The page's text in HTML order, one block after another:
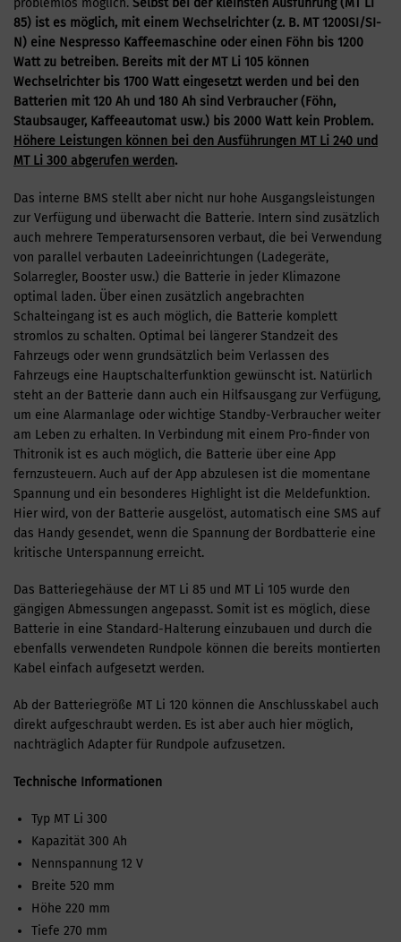
problemlos möglich. Selbst bei der kleinsten Ausführung (MT Li
85) ist es möglich, mit einem Wechselrichter (z. B. MT 1200SI/SI-
N) eine Nespresso Kaffeemaschine oder einen Föhn bis 1200
Watt zu betreiben. Bereits mit der MT Li 105 können
Wechselrichter bis 1700 Watt eingesetzt werden und bei den
Batterien mit 120 Ah und 180 Ah sind Verbraucher (Föhn,
Staubsauger, Kaffeeautomat usw.) bis 2000 Watt kein Problem.
Höhere Leistungen können bei den Ausführungen MT Li 240 und
MT Li 300 abgerufen werden.
Das interne BMS stellt aber nicht nur hohe Ausgangsleistungen
zur Verfügung und überwacht die Batterie. Intern sind zusätzlich
auch mehrere Temperatursensoren verbaut, die bei Verwendung
von parallel verbauten Ladeeinrichtungen (Ladegeräte,
Solarregler, Booster usw.) die Batterie in jeder Klimazone
optimal laden. Über einen zusätzlich angebrachten
Schalteingang ist es auch möglich, die Batterie komplett
stromlos zu schalten. Optimal bei längerer Standzeit des
Fahrzeugs oder wenn grundsätzlich beim Verlassen des
Fahrzeugs eine Hauptschalterfunktion gewünscht ist. Natürlich
steht an der Batterie dann auch ein Hilfsausgang zur Verfügung,
um eine Alarmanlage oder wichtige Standby-Verbraucher weiter
am Leben zu erhalten. In Verbindung mit einem Pro-finder von
Thitronik ist es auch möglich, die Batterie über eine App
fernzusteuern. Auch auf der App abzulesen ist die momentane
Spannung und ein besonderes Highlight ist die Meldefunktion.
Hier wird, von der Batterie ausgelöst, automatisch eine SMS auf
das Handy gesendet, wenn die Spannung der Bordbatterie eine
kritische Unterspannung erreicht.
Das Batteriegehäuse der MT Li 85 und MT Li 105 wurde den
gängigen Abmessungen angepasst. Somit ist es möglich, diese
Batterie in eine Standard-Halterung einzubauen und durch die
ebenfalls verwendeten Rundpole können die bereits montierten
Kabel einfach aufgesetzt werden.
Ab der Batteriegröße MT Li 120 können die Anschlusskabel auch
direkt aufgeschraubt werden. Es ist aber auch hier möglich,
nachträglich Adapter für Rundpole aufzusetzen.
Technische Informationen
Typ MT Li 300
Kapazität 300 Ah
Nennspannung 12 V
Breite 520 mm
Höhe 220 mm
Tiefe 270 mm